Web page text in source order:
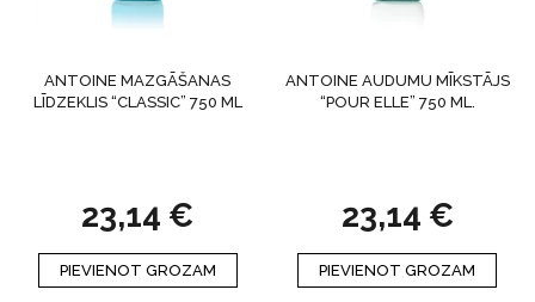
ANTOINE MAZGĀŠANAS
LĪDZEKLIS “CLASSIC” 750 ML
23,14 €
PIEVIENOT GROZAM
ANTOINE AUDUMU MĪKSTĀJS
“POUR ELLE” 750 ML.
23,14 €
PIEVIENOT GROZAM